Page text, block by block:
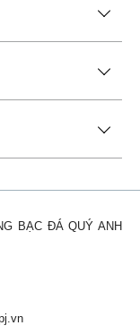
BẠC ĐÁ QUÝ ANH